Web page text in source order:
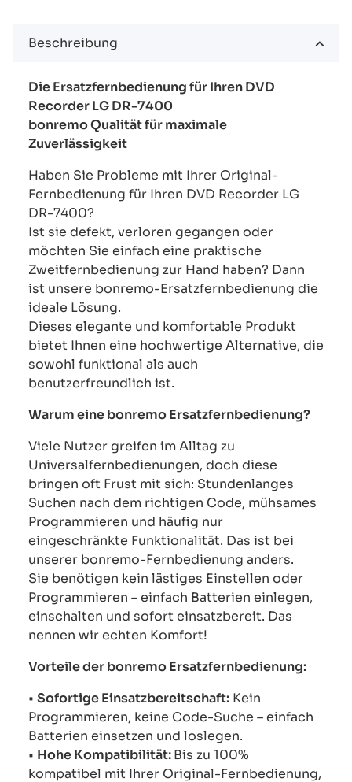
Beschreibung
Die Ersatzfernbedienung für Ihren DVD
Recorder LG DR-7400
bonremo Qualität für maximale
Zuverlässigkeit
Haben Sie Probleme mit Ihrer Original-
Fernbedienung für Ihren DVD Recorder LG
DR-7400?
Ist sie defekt, verloren gegangen oder
möchten Sie einfach eine praktische
Zweitfernbedienung zur Hand haben? Dann
ist unsere bonremo-Ersatzfernbedienung die
ideale Lösung.
Dieses elegante und komfortable Produkt
bietet Ihnen eine hochwertige Alternative, die
sowohl funktional als auch
benutzerfreundlich ist.
Warum eine bonremo Ersatzfernbedienung?
Viele Nutzer greifen im Alltag zu
Universalfernbedienungen, doch diese
bringen oft Frust mit sich: Stundenlanges
Suchen nach dem richtigen Code, mühsames
Programmieren und häufig nur
eingeschränkte Funktionalität. Das ist bei
unserer bonremo-Fernbedienung anders.
Sie benötigen kein lästiges Einstellen oder
Programmieren – einfach Batterien einlegen,
einschalten und sofort einsatzbereit. Das
nennen wir echten Komfort!
Vorteile der bonremo Ersatzfernbedienung:
• Sofortige Einsatzbereitschaft: Kein
Programmieren, keine Code-Suche – einfach
Batterien einsetzen und loslegen.
• Hohe Kompatibilität:Bis zu 100%
kompatibel mit Ihrer Original-Fernbedienung,